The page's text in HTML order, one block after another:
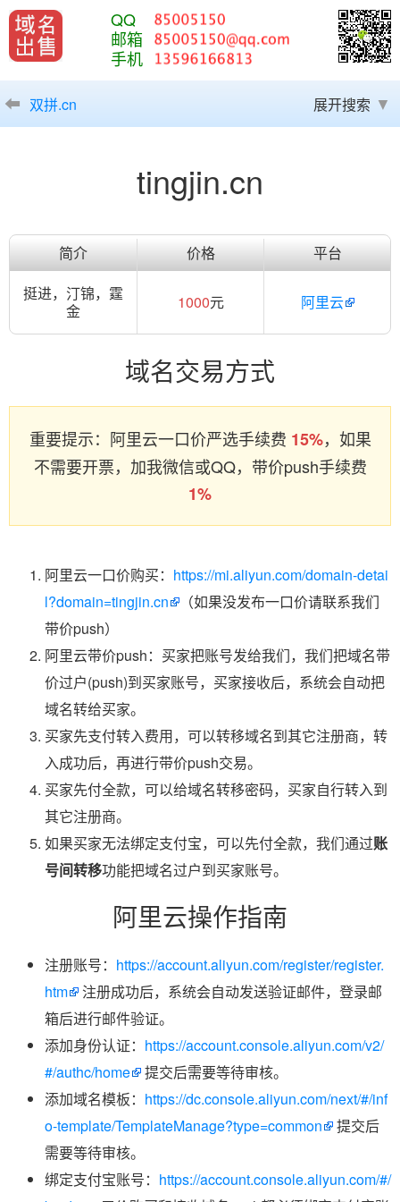
QQ
邮箱
手机
双拼.cn 展开搜索
tingjin.cn
简介 价格
平台
挺进，汀锦，霆
金
1000元 阿里云
域名交易方式
重要提示：阿里云一口价严选手续费 15%，如果
不需要开票，加我微信或QQ，带价push手续费
1%
阿里云一口价购买： https://mi.aliyun.com/domain-detai
l?domain=tingjin.cn
（如果没发布一口价请联系我们
带价push）
阿里云带价push：买家把账号发给我们，我们把域名带
价过户(push)到买家账号，买家接收后，系统会自动把
域名转给买家。
买家先支付转入费用，可以转移域名到其它注册商，转
入成功后，再进行带价push交易。
买家先付全款，可以给域名转移密码，买家自行转入到
其它注册商。
如果买家无法绑定支付宝，可以先付全款，我们通过账
号间转移功能把域名过户到买家账号。
阿里云操作指南
注册账号： https://account.aliyun.com/register/register.
htm
注册成功后，系统会自动发送验证邮件，登录邮
箱后进行邮件验证。
添加身份认证： https://account.console.aliyun.com/v2/
#/authc/home
提交后需要等待审核。
添加域名模板： https://dc.console.aliyun.com/next/#/inf
o-template/TemplateManage?type=common
提交后
需要等待审核。
绑定支付宝账号： https://account.console.aliyun.com/#/